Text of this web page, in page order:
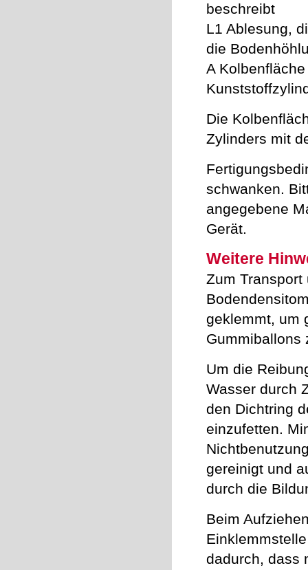
beschreibt
L1 Ablesung,
die
A
Die
Zylinders mit
schwanken.
angegebene
Gerät.
Weitere
Zum
geklemmt, um
Gummiballons
Um die
Wasser durch
den Dichtring
einzufetten.
gereinigt und
durch die
Beim
dadurch, dass